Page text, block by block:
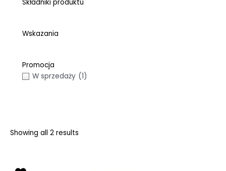
Składniki produktu
Wskazania
Promocja
W sprzedaży (1)
Showing all 2 results